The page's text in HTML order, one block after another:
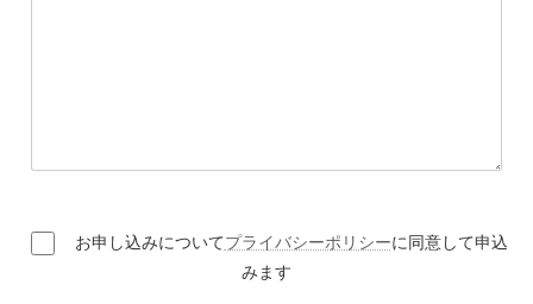
お申し込みについてプライバシーポリシーに同意して申込
みます